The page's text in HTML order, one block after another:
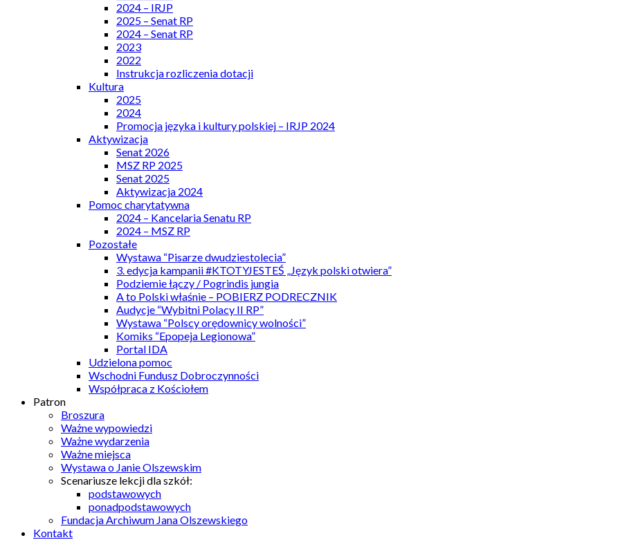
2024 – IRJP
2025 – Senat RP
2024 – Senat RP
2023
2022
Instrukcja rozliczenia dotacji
Kultura
2025
2024
Promocja języka i kultury polskiej – IRJP 2024
Aktywizacja
Senat 2026
MSZ RP 2025
Senat 2025
Aktywizacja 2024
Pomoc charytatywna
2024 – Kancelaria Senatu RP
2024 – MSZ RP
Pozostałe
Wystawa “Pisarze dwudziestolecia”
3. edycja kampanii #KTOTYJESTEŚ „Język polski otwiera”
Podziemie łączy / Pogrindis jungia
A to Polski właśnie – POBIERZ PODRECZNIK
Audycje “Wybitni Polacy II RP”
Wystawa “Polscy orędownicy wolności”
Komiks “Epopeja Legionowa”
Portal IDA
Udzielona pomoc
Wschodni Fundusz Dobroczynności
Współpraca z Kościołem
Patron
Broszura
Ważne wypowiedzi
Ważne wydarzenia
Ważne miejsca
Wystawa o Janie Olszewskim
Scenariusze lekcji dla szkół:
podstawowych
ponadpodstawowych
Fundacja Archiwum Jana Olszewskiego
Kontakt